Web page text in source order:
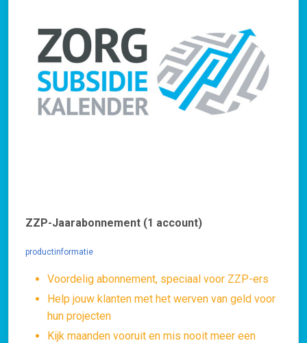
ZZP-Jaarabonnement (1 account)
productinformatie
Voordelig abonnement, speciaal voor ZZP-ers
Help jouw klanten met het werven van geld voor
hun projecten
Kijk maanden vooruit en mis nooit meer een